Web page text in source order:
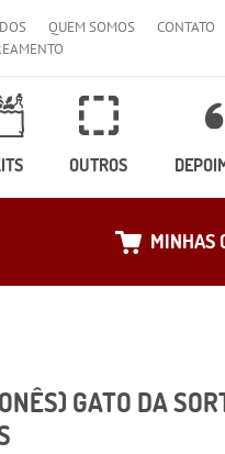
QUEM SOMOS
CONTATO
OUTROS
MINHAS
GATO DA